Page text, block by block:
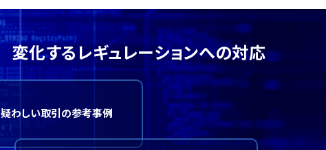
変化するレギュレーションへの対応
疑わしい取引の参考事例